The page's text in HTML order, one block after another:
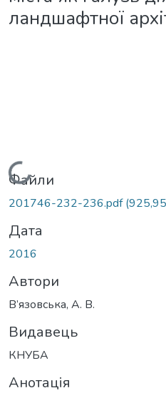
ландшафтної
Вантажиться...
Файли
201746-232-236.pdf
Дата
2016
Автори
В’язовська, А. В.
Видавець
КНУБА
Анотація